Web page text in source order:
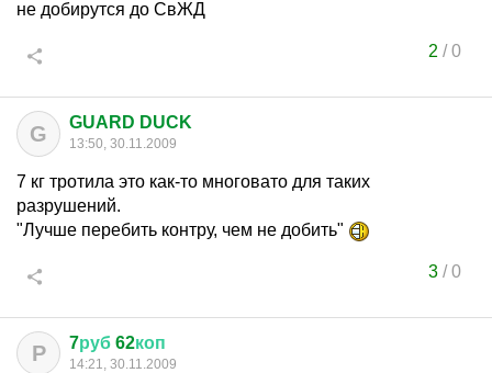
не добирутся до СвЖД
2 /0
G GUARD DUCK
13:50, 30.11.2009
7 кг тротила это как-то многовато для таких
разрушений.
"Лучше перебить контру, чем не добить"
3/0
Р 7руб 62коп
14:21, 30.11.2009